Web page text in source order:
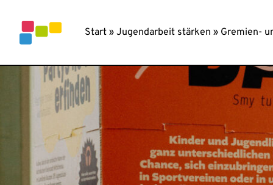
Start» Jugendarbeit stärken » Gremien-